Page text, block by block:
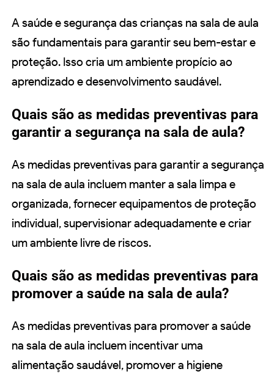
A saúde e segurança das crianças na sala de aula
são fundamentais para garantir seu bem-estar e
proteção. Isso cria um ambiente propício ao
aprendizado e desenvolvimento saudável.
Quais são as medidas preventivas para
garantir a segurança na sala de aula?
As medidas preventivas para garantir a segurança
na sala de aula incluem manter a sala limpa e
organizada, fornecer equipamentos de proteção
individual, supervisionar adequadamente e criar
um ambiente livre de riscos.
Quais são as medidas preventivas para
promover a saúde na sala de aula?
As medidas preventivas para promover a saúde
na sala de aula incluem incentivar uma
alimentação saudável, promover a higiene